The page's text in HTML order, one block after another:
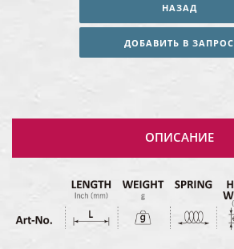
НАЗАД
ДОБАВИТЬ В ЗАПРОС
ОПИСАНИЕ